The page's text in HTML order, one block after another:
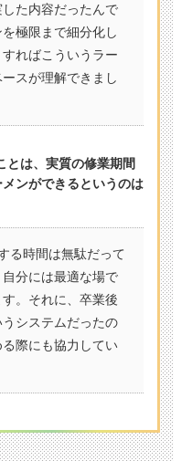
た内容だったんで
極限まで細分化し
ればこういうラー
スが理解できまし
とは、実質の修業期間
ンができるというのは
る時間は無駄だって
分には最適な場で
。それに、卒業後
システムだったの
際にも協力してい